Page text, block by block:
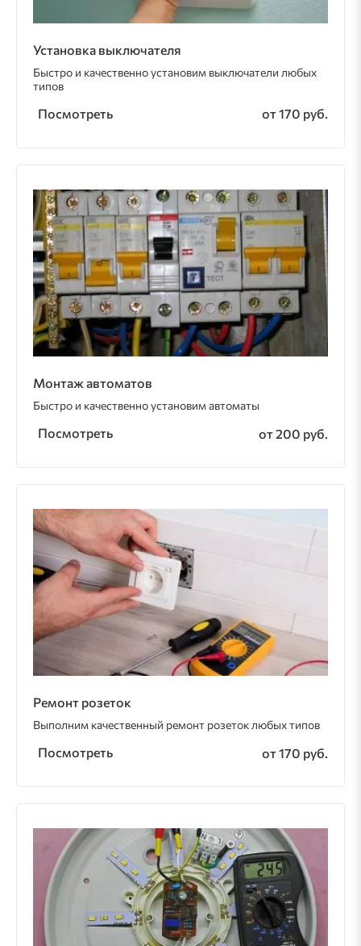
Установка выключателя
Быстро и качественно установим выключатели любых
типов
Посмотреть от 170 руб.
Монтаж автоматов
Быстро и качественно установим автоматы
Посмотреть от 200 руб.
Ремонт розеток
Выполним качественный ремонт розеток любых типов
Посмотреть от 170 руб.